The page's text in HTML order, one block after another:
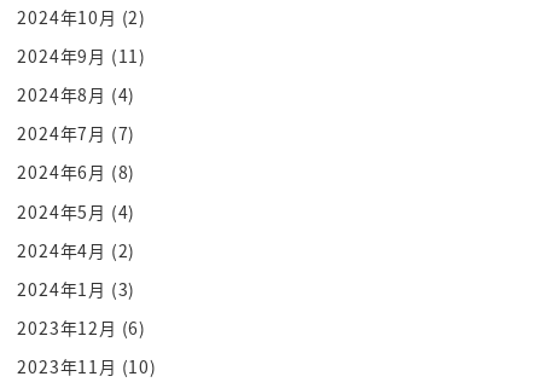
取り出してみたいなね
教えちゃったらさじゃあおばあちゃんバイ
バイと言った後も開けれるわけですから
全財産取られちゃうわけですよねそういう
感じで聞き出してくるタイプで言うと
ダイレクトメールこれですね
ダイレクトメールですねそのつながってる
薄い関係の人がダイレクトメール送ってき
てどうですか
暗号資産わかってますみたいないやー
ちょっとあのー作ったんですけどまだ
2024年10月 (2)
2024年9月 (11)
2024年8月 (4)
2024年7月 (7)
2024年6月 (8)
2024年5月 (4)
2024年4月 (2)
2024年1月 (3)
2023年12月 (6)
2023年11月 (10)